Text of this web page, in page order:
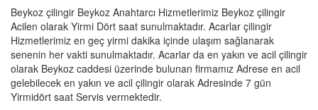
Beykoz çilingir Beykoz Anahtarcı Hizmetlerimiz Beykoz çilingir
Acilen olarak Yirmi Dört saat sunulmaktadır. Acarlar çilingir
Hizmetlerimiz en geç yirmi dakika içinde ulaşım sağlanarak
senenin her vakti sunulmaktadır. Acarlar da en yakın ve acil çilingir
olarak Beykoz caddesi üzerinde bulunan firmamız Adrese en acil
gelebilecek en yakın ve acil çilingir olarak Adresinde 7 gün
Yirmidört saat Servis vermektedir.